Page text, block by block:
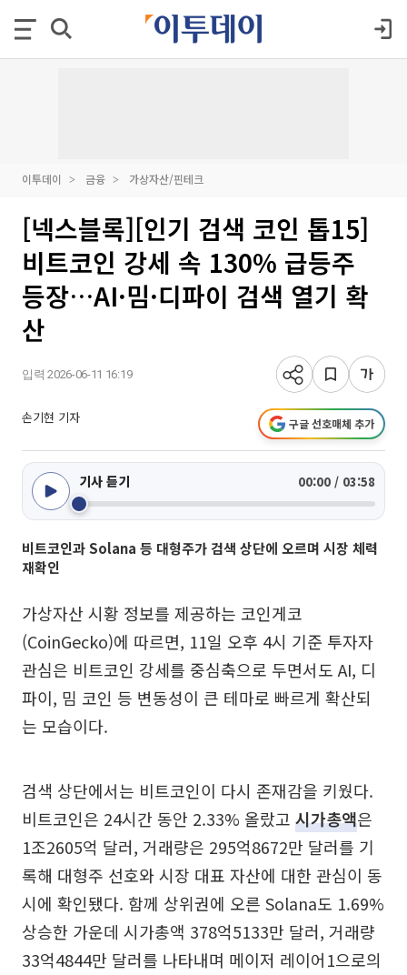
이투데이 금융 가상자산/핀테크
[넥스블록][인기 검색 코인 톱15]
비트코인 강세 속 130% 급등주
등장…AI·밈·디파이 검색 열기 확
산
입력 2026-06-11 16:19
손기현 기자 구글 선호매체 추가
기사 듣기 00:00 / 03:58
비트코인과 Solana 등 대형주가 검색 상단에 오르며 시장 체력
재확인
가상자산 시황 정보를 제공하는 코인게코
(CoinGecko)에 따르면, 11일 오후 4시 기준 투자자
관심은 비트코인 강세를 중심축으로 두면서도 AI, 디
파이, 밈 코인 등 변동성이 큰 테마로 빠르게 확산되
는 모습이다.
검색 상단에서는 비트코인이 다시 존재감을 키웠다.
비트코인은 24시간 동안 2.33% 올랐고 시가총액은
1조2605억 달러, 거래량은 295억8672만 달러를 기
록해 대형주 선호와 시장 대표 자산에 대한 관심이 동
시에 확인됐다. 함께 상위권에 오른 Solana도 1.69%
상승한 가운데 시가총액 378억5133만 달러, 거래량
33억4844만 달러를 나타내며 메이저 레이어1으로의